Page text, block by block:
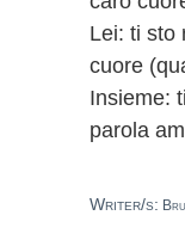
Lei: ti sto
cuore
Insieme:
parola
Writer/s: